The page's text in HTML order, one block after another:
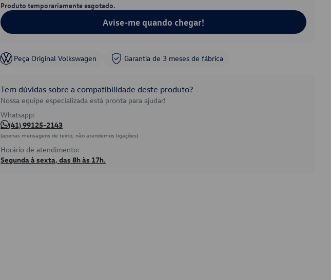
Produto temporariamente esgotado.
Avise-me quando chegar!
Peça Original Volkswagen Garantia de 3 meses de fábrica
Tem dúvidas sobre a compatibilidade deste produto?
Nossa equipe especializada está pronta para ajudar!
Whatsapp:
(41) 99125-2143
(apenas mensagens de texto, não atendemos ligações)
Horário de atendimento:
Segunda à sexta, das 8h às 17h.